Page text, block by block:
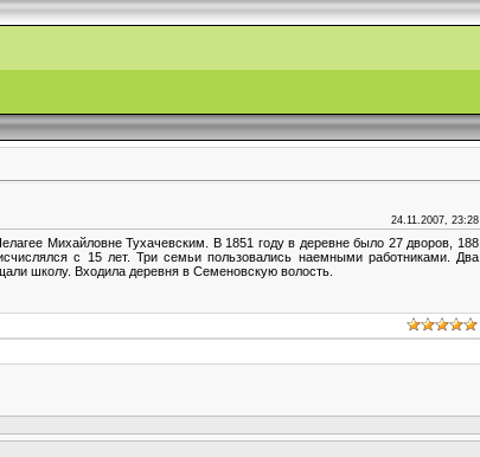
24.11.2007, 23:28
Михайловне Тухачевским. В 1851 году в деревне было 27 дворов, 188
с 15 лет. Три семьи пользовались наемными работниками. Два
школу. Входила деревня в Семеновскую волость.